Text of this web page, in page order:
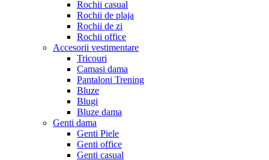
Rochii casual
Rochii de plaja
Rochii de zi
Rochii office
Accesorii vestimentare
Tricouri
Camasi dama
Pantaloni Trening
Bluze
Blugi
Bluze dama
Genti dama
Genti Piele
Genti office
Genti casual